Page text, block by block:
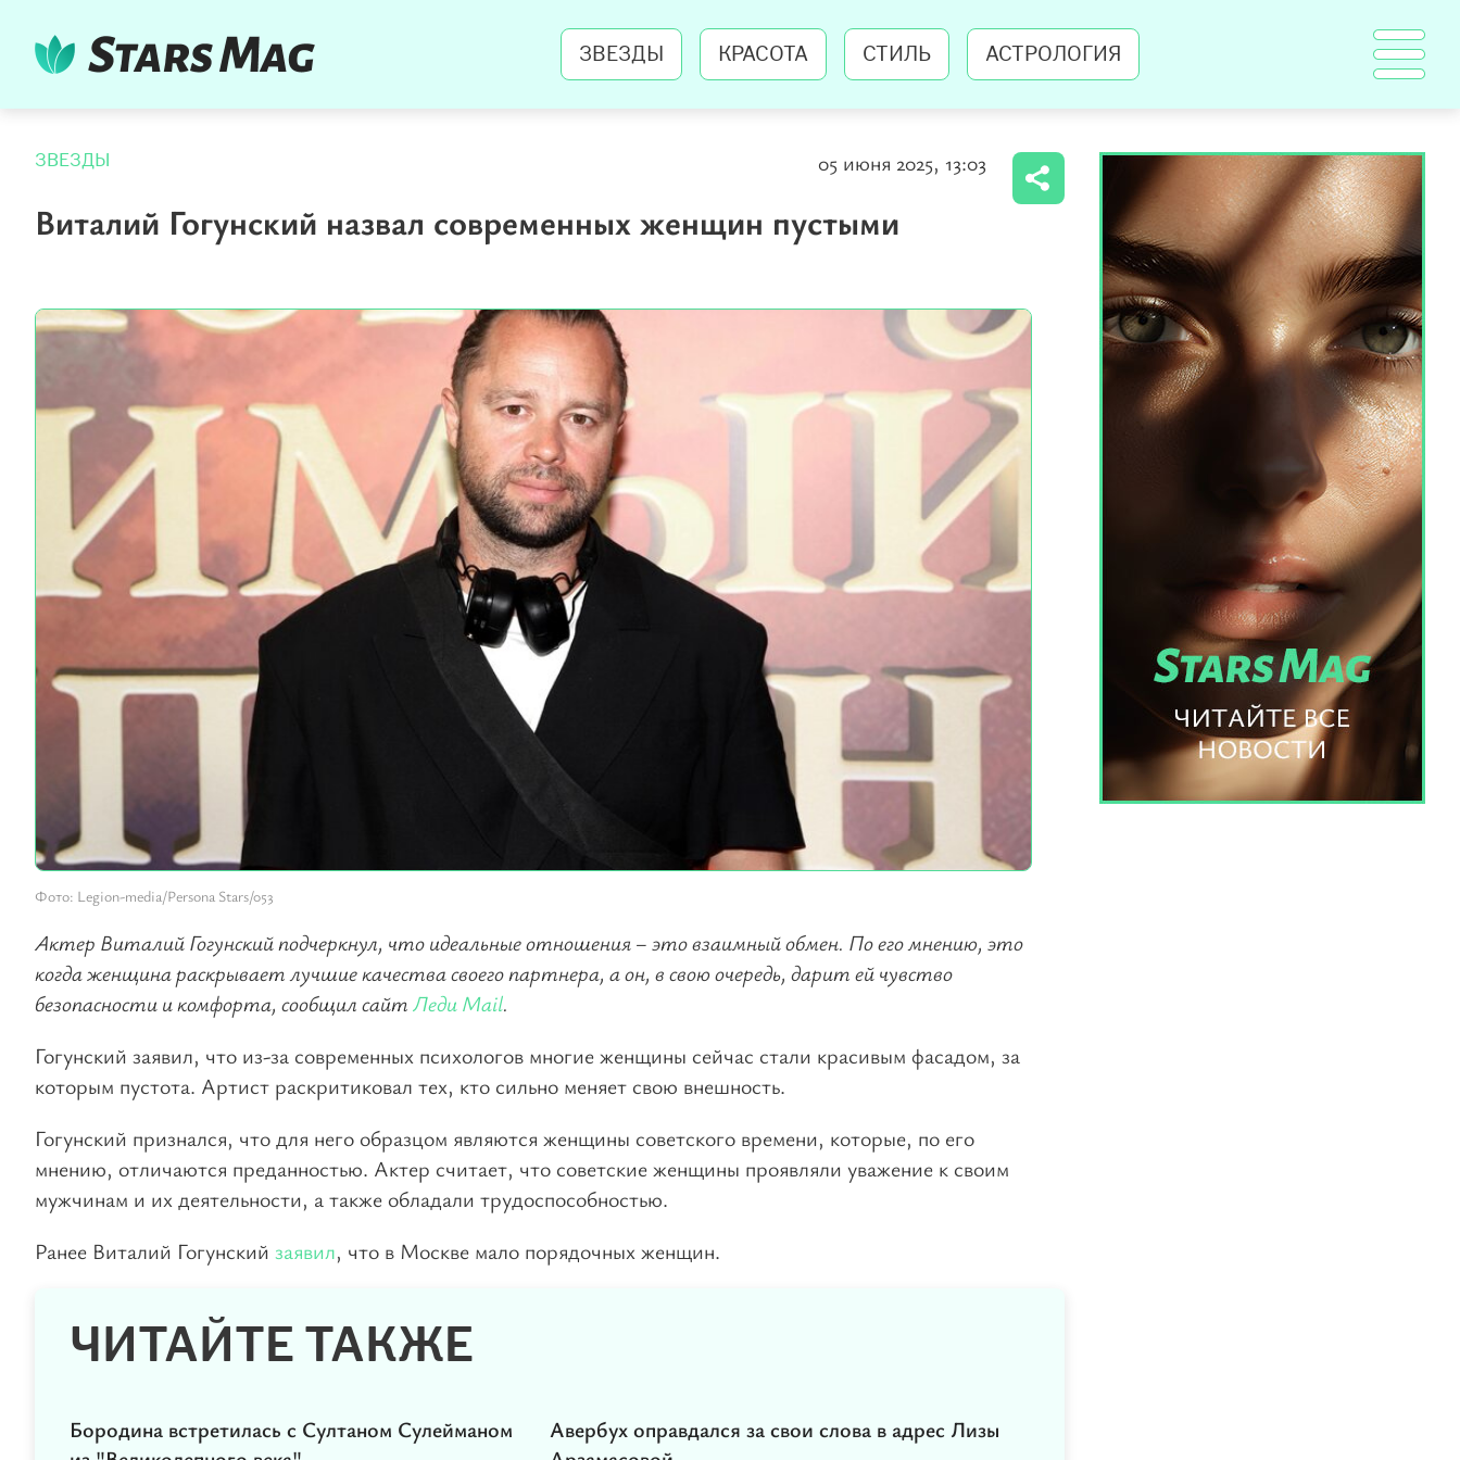
ЗВЕЗДЫ КРАСОТА СТИЛЬ АСТРОЛОГИЯ
ЗВЕЗДЫ 05 июня 2025, 13:03
Виталий Гогунский назвал современных женщин пустыми
Фото: Legion-media/Persona Stars/053
Актер Виталий Гогунский подчеркнул, что идеальные отношения – это взаимный обмен. По его мнению, это
когда женщина раскрывает лучшие качества своего партнера, а он, в свою очередь, дарит ей чувство
безопасности и комфорта, сообщил сайтЛеди Mail.
Гогунский заявил, что из-за современных психологов многие женщины сейчас стали красивым фасадом, за
которым пустота. Артист раскритиковал тех, кто сильно меняет свою внешность.
Гогунский признался, что для него образцом являются женщины советского времени, которые, по его
мнению, отличаются преданностью. Актер считает, что советские женщины проявляли уважение к своим
мужчинам и их деятельности, а также обладали трудоспособностью.
Ранее Виталий Гогунский заявил, что в Москве мало порядочных женщин.
ЧИТАЙТЕ ТАКЖЕ
Бородина встретилась с Султаном Сулейманом
Авербух оправдался за свои слова в адрес Лизы